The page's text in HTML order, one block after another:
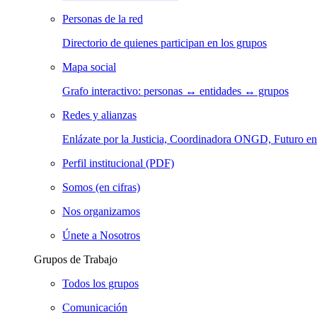
Personas de la red
Directorio de quienes participan en los grupos
Mapa social
Grafo interactivo: personas ↔ entidades ↔ grupos
Redes y alianzas
Enlázate por la Justicia, Coordinadora ONGD, Futuro
Perfil institucional (PDF)
Somos (en cifras)
Nos organizamos
Únete a Nosotros
Grupos de Trabajo
Todos los grupos
Comunicación